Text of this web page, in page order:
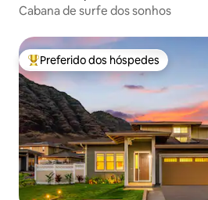
Cabana de surfe dos sonhos
Entre os melhores preferidos dos
Preferido dos hóspedes